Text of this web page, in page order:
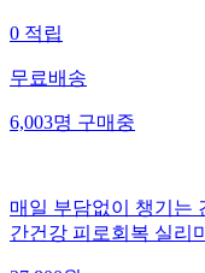
0적립
무료배송
6,003명구매중
매일 부담없이 챙기는
간건강 피로회복 실리